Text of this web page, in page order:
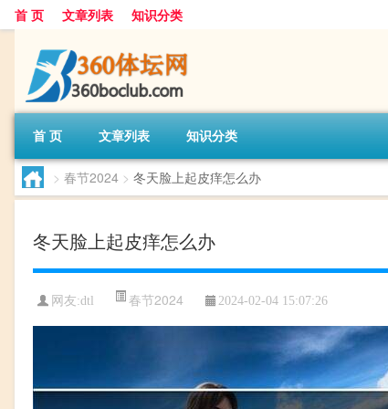
首 页 文章列表 知识分类
首 页 文章列表 知识分类
> 春节2024 > 冬天脸上起皮痒怎么办
冬天脸上起皮痒怎么办
网友:dtl 春节2024 2024-02-04 15:07:26